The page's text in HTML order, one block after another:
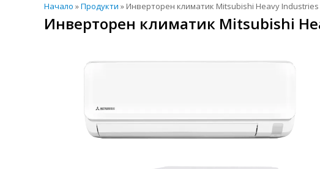
Начало »Продукти » Инверторен климатик Mitsubishi Heavy Industries
Инверторен климатик Mitsubishi